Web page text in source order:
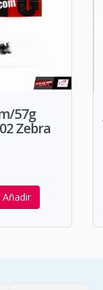
57g
Zebra
Añadir